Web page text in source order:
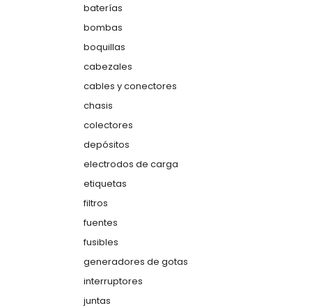
baterías
bombas
boquillas
cabezales
cables y conectores
chasis
colectores
depósitos
electrodos de carga
etiquetas
filtros
fuentes
fusibles
generadores de gotas
interruptores
juntas